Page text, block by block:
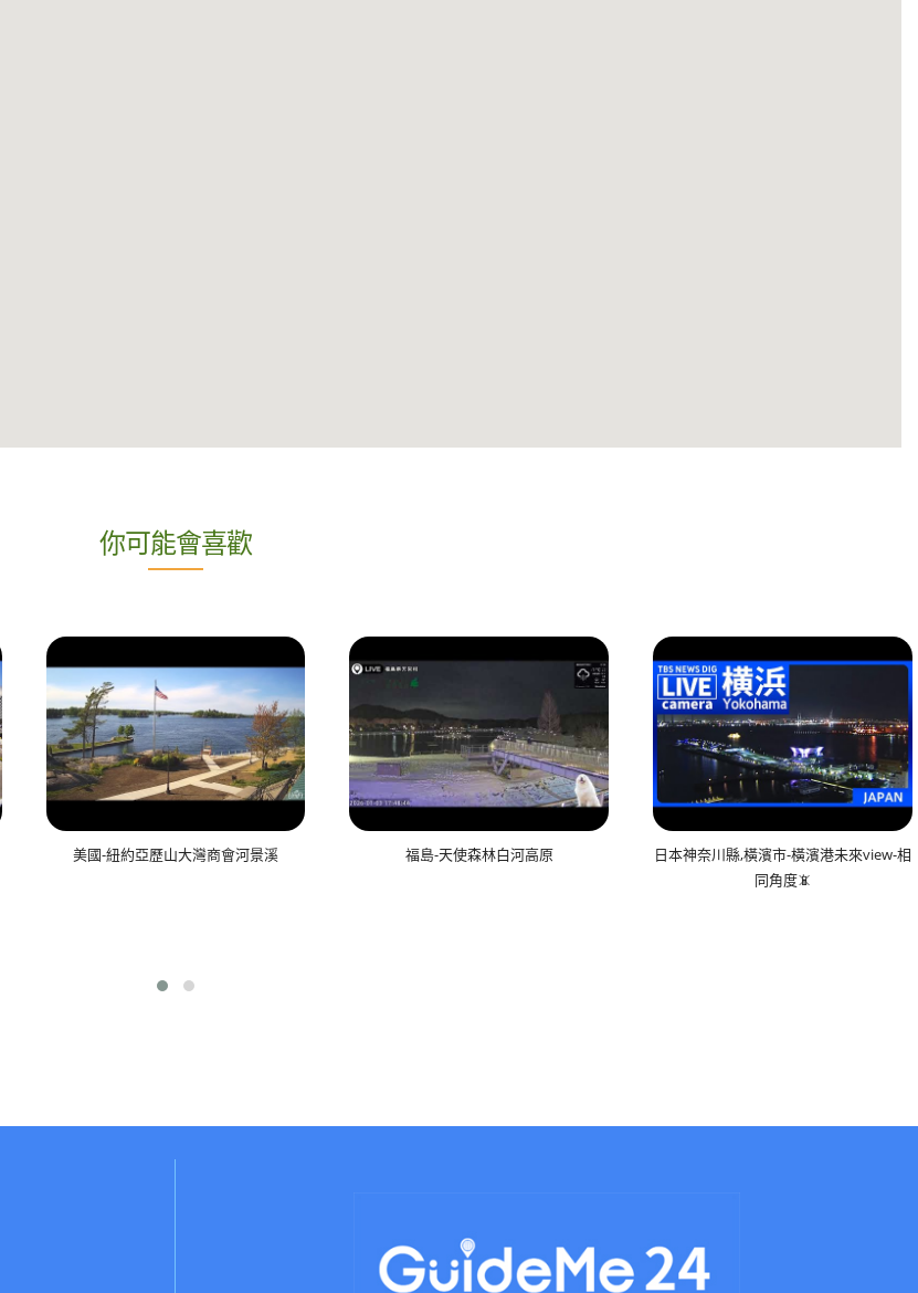
你可能會喜歡
美國-紐約亞歷山大灣商會河景溪 福島-天使森林白河高原
日本神奈川縣,橫濱市-橫濱港未來view-相
同角度📵